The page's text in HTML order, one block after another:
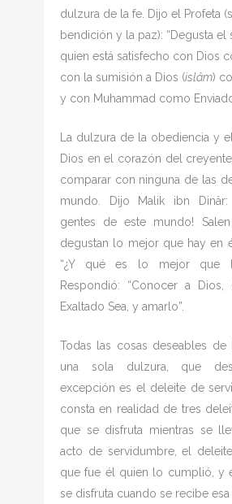
dulzura de la fe. Dijo el Profeta
bendición y la paz): “Degusta el
quien está satisfecho con Dios
con la sumisión a Dios (islâm)
y con Muhammad como
La dulzura de la obediencia y
Dios en el corazón del
comparar con ninguna de las
mundo. Dijo Malik ibn Dinâr:
gentes de este mundo!
degustan lo mejor que hay en
“¿Y qué es lo mejor que
Respondió: “Conocer a Dios,
Exaltado Sea, y amarlo”.
Todas las cosas deseables de
una sola dulzura, que
excepción es el deleite de
consta en realidad de tres
que se disfruta mientras se
acto de servidumbre, el
que fue él quien lo cumplió, y
se disfruta cuando se recibe esa